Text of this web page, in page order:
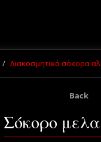
Διακοσμητικά σόκορα
Back
Σόκορο